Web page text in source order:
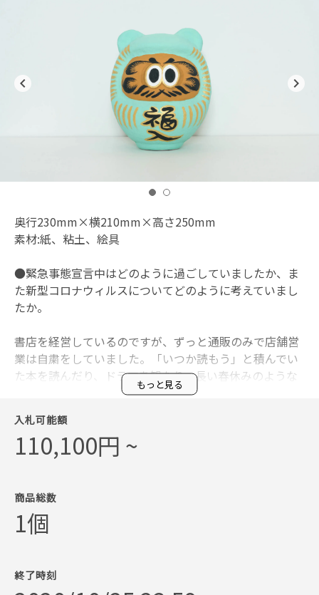
navigate_before navigate_next
奥行230mm×横210mm×高さ250mm
素材:紙、粘土、絵具
●緊急事態宣言中はどのように過ごしていましたか、ま
た新型コロナウィルスについてどのように考えていまし
たか。
書店を経営しているのですが、ずっと通販のみで店舗営
業は自粛をしていました。「いつか読もう」と積んでい
た本を読んだり、ドラマを観たり、長い春休みのような
日々を過ごしていました。 コロナに関してはわからない
●今回の作品に込めた想いやコンセプトを教えてくださ
BONUS TRACKにちなんでたぬきゅんをだるまにしまし
た。最初背中に「下北沢繁栄」と書こうと思ったのです
が、入札していただいた方に願いを書いていただけた
※最終落札価格からサービス利用料などの諸経費を引い
もっと見る
入札可能額
110,100円 ~
商品総数
1個
終了時刻